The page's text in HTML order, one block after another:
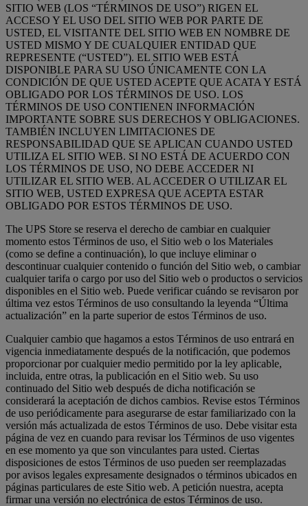
SITIO WEB (LOS “TÉRMINOS DE USO”) RIGEN EL
ACCESO Y EL USO DEL SITIO WEB POR PARTE DE
USTED, EL VISITANTE DEL SITIO WEB EN NOMBRE DE
USTED MISMO Y DE CUALQUIER ENTIDAD QUE
REPRESENTE (“USTED”). EL SITIO WEB ESTÁ
DISPONIBLE PARA SU USO ÚNICAMENTE CON LA
CONDICIÓN DE QUE USTED ACEPTE QUE ACATA Y ESTÁ
OBLIGADO POR LOS TÉRMINOS DE USO. LOS
TÉRMINOS DE USO CONTIENEN INFORMACIÓN
IMPORTANTE SOBRE SUS DERECHOS Y OBLIGACIONES.
TAMBIÉN INCLUYEN LIMITACIONES DE
RESPONSABILIDAD QUE SE APLICAN CUANDO USTED
UTILIZA EL SITIO WEB. SI NO ESTÁ DE ACUERDO CON
LOS TÉRMINOS DE USO, NO DEBE ACCEDER NI
UTILIZAR EL SITIO WEB. AL ACCEDER O UTILIZAR EL
SITIO WEB, USTED EXPRESA QUE ACEPTA ESTAR
OBLIGADO POR ESTOS TÉRMINOS DE USO.
The UPS Store se reserva el derecho de cambiar en cualquier
momento estos Términos de uso, el Sitio web o los Materiales
(como se define a continuación), lo que incluye eliminar o
descontinuar cualquier contenido o función del Sitio web, o cambiar
cualquier tarifa o cargo por uso del Sitio web o productos o servicios
disponibles en el Sitio web. Puede verificar cuándo se revisaron por
última vez estos Términos de uso consultando la leyenda “Última
actualización” en la parte superior de estos Términos de uso.
Cualquier cambio que hagamos a estos Términos de uso entrará en
vigencia inmediatamente después de la notificación, que podemos
proporcionar por cualquier medio permitido por la ley aplicable,
incluida, entre otras, la publicación en el Sitio web. Su uso
continuado del Sitio web después de dicha notificación se
considerará la aceptación de dichos cambios. Revise estos Términos
de uso periódicamente para asegurarse de estar familiarizado con la
versión más actualizada de estos Términos de uso. Debe visitar esta
página de vez en cuando para revisar los Términos de uso vigentes
en ese momento ya que son vinculantes para usted. Ciertas
disposiciones de estos Términos de uso pueden ser reemplazadas
por avisos legales expresamente designados o términos ubicados en
páginas particulares de este Sitio web. A petición nuestra, acepta
firmar una versión no electrónica de estos Términos de uso.